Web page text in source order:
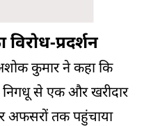
प्रदर्शन
कुमार ने कहा कि
निगधू से एक और खरीदार
अफसरों तक पहुंचाया